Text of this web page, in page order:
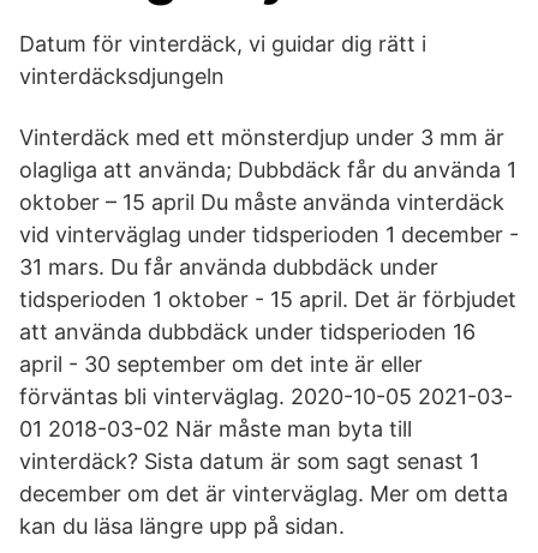
Datum för vinterdäck, vi guidar dig rätt i
vinterdäcksdjungeln
Vinterdäck med ett mönsterdjup under 3 mm är
olagliga att använda; Dubbdäck får du använda 1
oktober – 15 april Du måste använda vinterdäck
vid vinterväglag under tidsperioden 1 december -
31 mars. Du får använda dubbdäck under
tidsperioden 1 oktober - 15 april. Det är förbjudet
att använda dubbdäck under tidsperioden 16
april - 30 september om det inte är eller
förväntas bli vinterväglag. 2020-10-05 2021-03-
01 2018-03-02 När måste man byta till
vinterdäck? Sista datum är som sagt senast 1
december om det är vinterväglag. Mer om detta
kan du läsa längre upp på sidan.